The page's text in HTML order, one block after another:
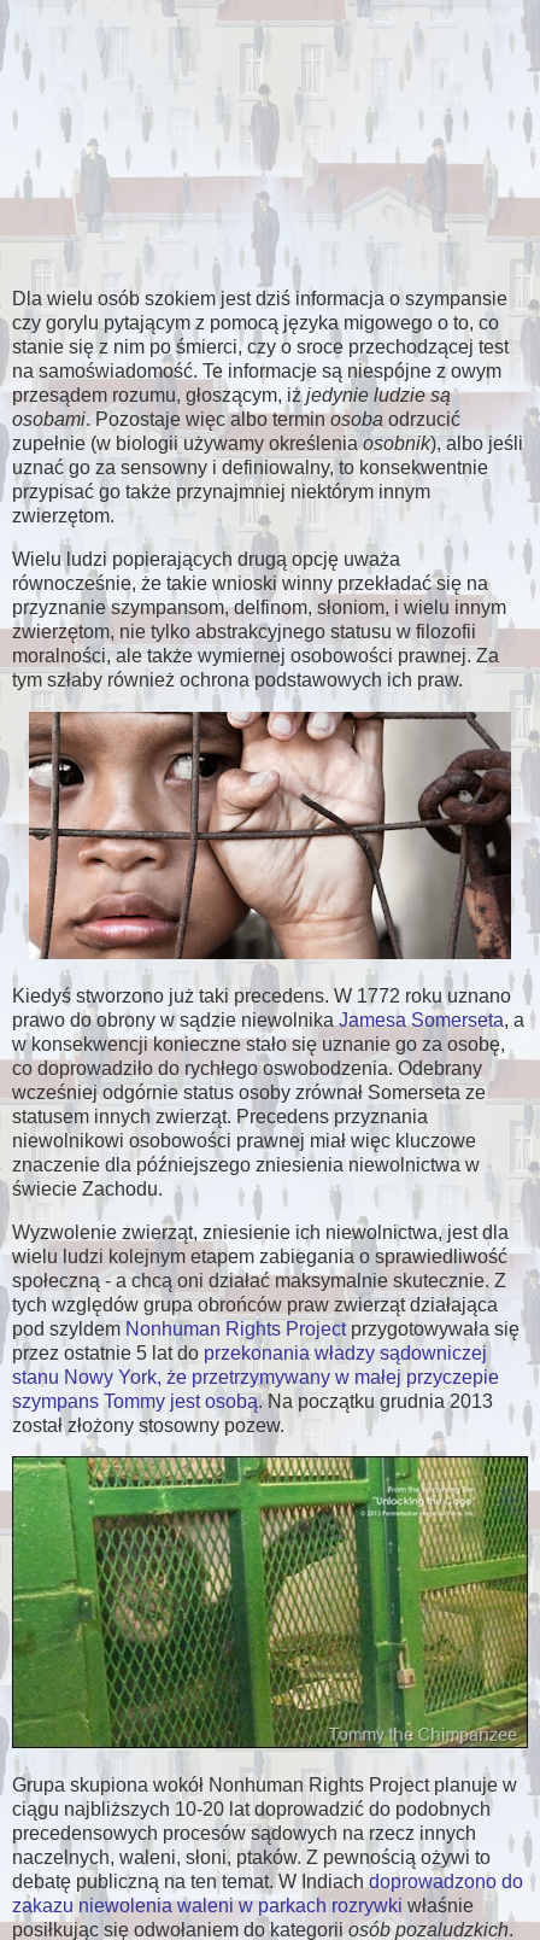
Dla wielu osób szokiem jest dziś informacja o szympansie
czy gorylu pytającym z pomocą języka migowego o to, co
stanie się z nim po śmierci, czy o sroce przechodzącej test
na samoświadomość. Te informacje są niespójne z owym
przesądem rozumu, głoszącym, iżjedynie ludzie są
osobami. Pozostaje więc albo terminosoba odrzucić
zupełnie (w biologii używamy określenia osobnik), albo jeśli
uznać go za sensowny i definiowalny, to konsekwentnie
przypisać go także przynajmniej niektórym innym
zwierzętom.
Wielu ludzi popierających drugą opcję uważa
równocześnie, że takie wnioski winny przekładać się na
przyznanie szympansom, delfinom, słoniom, i wielu innym
zwierzętom, nie tylko abstrakcyjnego statusu w filozofii
moralności, ale także wymiernej osobowości prawnej. Za
tym szłaby również ochrona podstawowych ich praw.
Kiedyś stworzono już taki precedens. W 1772 roku uznano
prawo do obrony w sądzie niewolnika Jamesa Somerseta, a
w konsekwencji konieczne stało się uznanie go za osobę,
co doprowadziło do rychłego oswobodzenia. Odebrany
wcześniej odgórnie status osoby zrównał Somerseta ze
statusem innych zwierząt. Precedens przyznania
niewolnikowi osobowości prawnej miał więc kluczowe
znaczenie dla późniejszego zniesienia niewolnictwa w
świecie Zachodu.
Wyzwolenie zwierząt, zniesienie ich niewolnictwa, jest dla
wielu ludzi kolejnym etapem zabiegania o sprawiedliwość
społeczną - a chcą oni działać maksymalnie skutecznie. Z
tych względów grupa obrońców praw zwierząt działająca
pod szyldem Nonhuman Rights Projectprzygotowywała się
przez ostatnie 5 lat do przekonania władzy sądowniczej
stanu Nowy York, że przetrzymywany w małej przyczepie
szympans Tommy jest osobą. Na początku grudnia 2013
został złożony stosowny pozew.
Grupa skupiona wokół Nonhuman Rights Project planuje w
ciągu najbliższych 10-20 lat doprowadzić do podobnych
precedensowych procesów sądowych na rzecz innych
naczelnych, waleni, słoni, ptaków. Z pewnością ożywi to
debatę publiczną na ten temat. W Indiach doprowadzono do
zakazu niewolenia waleni w parkach rozrywki właśnie
posiłkując się odwołaniem do kategoriiosób pozaludzkich.